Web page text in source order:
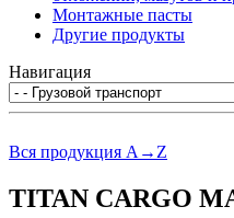
Монтажные пасты
Другие продукты
Навигация
Вся продукция A→Z
TITAN CARGO